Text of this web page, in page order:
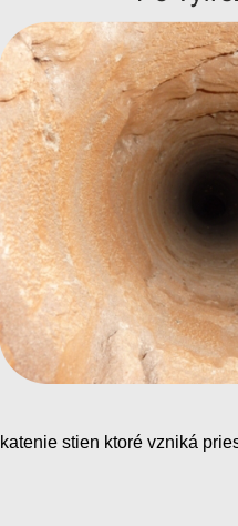
stien ktoré vzniká